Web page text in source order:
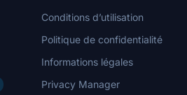
Conditions d’utilisation
Politique de confidentialité
Informations légales
Privacy Manager